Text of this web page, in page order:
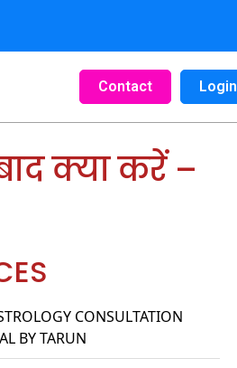
Contact Login
क्या करें –
CONSULTATION
BY TARUN